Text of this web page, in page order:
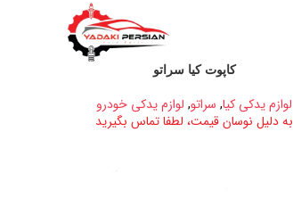
کاپوت کیا سراتو
لوازم یدکی کیا, سراتو, لوازم یدکی خودرو
به دلیل نوسان قیمت، لطفا تماس بگیرید